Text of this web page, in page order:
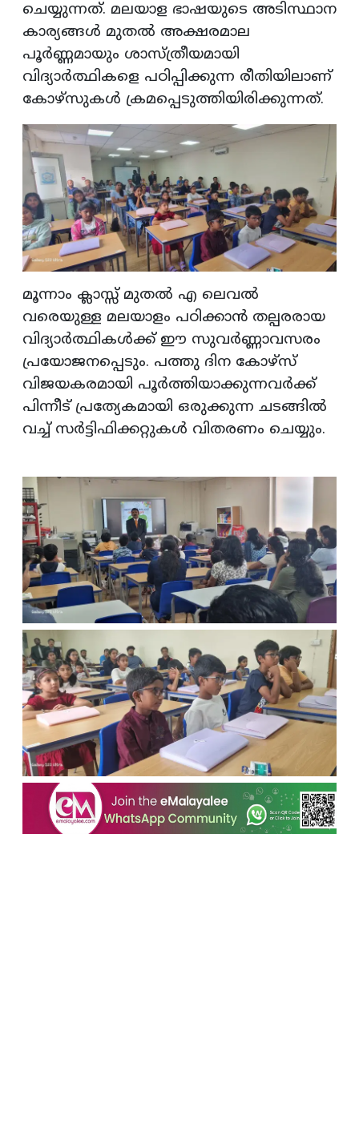
ചെയ്യുന്നത്. മലയാള ഭാഷയുടെ അടിസ്ഥാന
കാര്യങ്ങള്‍ മുതല്‍ അക്ഷരമാല
പൂര്‍ണ്ണമായും ശാസ്ത്രീയമായി
വിദ്യാര്‍ത്ഥികളെ പഠിപ്പിക്കുന്ന രീതിയിലാണ്
കോഴ്‌സുകള്‍ ക്രമപ്പെടുത്തിയിരിക്കുന്നത്.
മൂന്നാം ക്ലാസ്സ് മുതല്‍ എ ലെവല്‍
വരെയുള്ള മലയാളം പഠിക്കാന്‍ തല്പരരായ
വിദ്യാര്‍ത്ഥികള്‍ക്ക് ഈ സുവര്‍ണ്ണാവസരം
പ്രയോജനപ്പെടും. പത്തു ദിന കോഴ്സ്
വിജയകരമായി പൂര്‍ത്തിയാക്കുന്നവര്‍ക്ക്
പിന്നീട് പ്രത്യേകമായി ഒരുക്കുന്ന ചടങ്ങില്‍
വച്ച് സര്‍ട്ടിഫിക്കറ്റുകള്‍ വിതരണം ചെയ്യും.